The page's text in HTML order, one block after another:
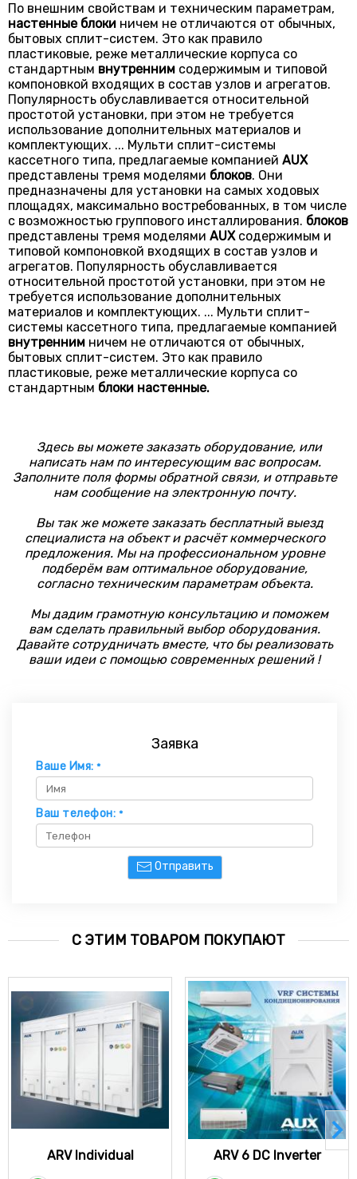
По внешним свойствам и техническим параметрам,
настенные блоки ничем не отличаются от обычных,
бытовых сплит-систем. Это как правило
пластиковые, реже металлические корпуса со
стандартным внутренним содержимым и типовой
компоновкой входящих в состав узлов и агрегатов.
Популярность обуславливается относительной
простотой установки, при этом не требуется
использование дополнительных материалов и
комплектующих. ... Мульти сплит-системы
кассетного типа, предлагаемые компанией AUX
представлены тремя моделями блоков. Они
предназначены для установки на самых ходовых
площадях, максимально востребованных, в том числе
с возможностью группового инсталлирования. блоков
представлены тремя моделями AUXсодержимым и
типовой компоновкой входящих в состав узлов и
агрегатов. Популярность обуславливается
относительной простотой установки, при этом не
требуется использование дополнительных
материалов и комплектующих. ... Мульти сплит-
системы кассетного типа, предлагаемые компанией
внутренним ничем не отличаются от обычных,
бытовых сплит-систем. Это как правило
пластиковые, реже металлические корпуса со
стандартным блоки настенные.
Здесь вы можете заказать оборудование, или
написать нам по интересующим вас вопросам.
Заполните поля формы обратной связи, и отправьте
нам сообщение на электронную почту.
Вы так же можете заказать бесплатный выезд
специалиста на объект и расчёт коммерческого
предложения. Мы на профессиональном уровне
подберём вам оптимальное оборудование,
согласно техническим параметрам объекта.
Мы дадим грамотную консультацию и поможем
вам сделать правильный выбор оборудования.
Давайте сотрудничать вместе, что бы реализовать
ваши идеи с помощью современных решений !
Заявка
Ваше Имя: *
Ваш телефон: *
Отправить
С ЭТИМ ТОВАРОМ ПОКУПАЮТ
ARV Individual ARV 6 DC Inverter